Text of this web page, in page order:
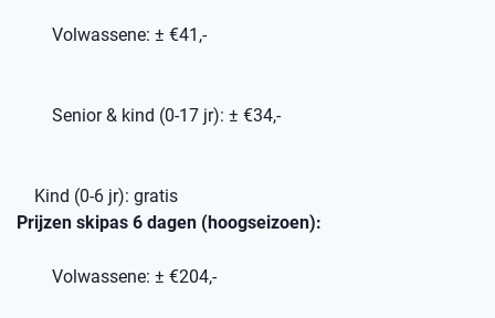
Volwassene: ± €41,-
Senior & kind (0-17 jr): ± €34,-
Kind (0-6 jr): gratis
Prijzen skipas 6 dagen (hoogseizoen):
Volwassene: ± €204,-